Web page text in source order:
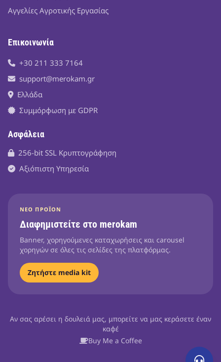
Αγγελίες Αγροτικής Εργασίας
Επικοινωνία
+30 211 333 7164
support@merokam.gr
Ελλάδα
Συμμόρφωση με GDPR
Ασφάλεια
256-bit SSL Κρυπτογράφηση
Αξιόπιστη Υπηρεσία
ΝΈΟ ΠΡΟΪΌΝ
Διαφημιστείτε στο merokam
Banner, χορηγούμενες καταχωρήσεις και carousel
χορηγών σε όλες τις σελίδες της πλατφόρμας.
Ζητήστε media kit
Αν σας αρέσει η δουλειά μας, μπορείτε να μας κεράσετε έναν
καφέ
Buy Me a Coffee